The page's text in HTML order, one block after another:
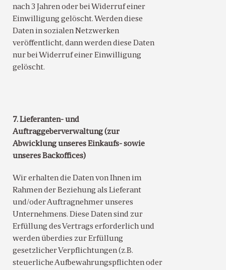
nach 3 Jahren oder bei Widerruf einer
Einwilligung gelöscht. Werden diese
Daten in sozialen Netzwerken
veröffentlicht, dann werden diese Daten
nur bei Widerruf einer Einwilligung
gelöscht.
7. Lieferanten- und
Auftraggeberverwaltung (zur
Abwicklung unseres Einkaufs- sowie
unseres Backoffices)
Wir erhalten die Daten von Ihnen im
Rahmen der Beziehung als Lieferant
und/oder Auftragnehmer unseres
Unternehmens. Diese Daten sind zur
Erfüllung des Vertrags erforderlich und
werden überdies zur Erfüllung
gesetzlicher Verpflichtungen (z.B.
steuerliche Aufbewahrungspflichten oder